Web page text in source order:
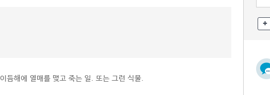
듬해에 열매를 맺고 죽는 일. 또는 그런 식물.